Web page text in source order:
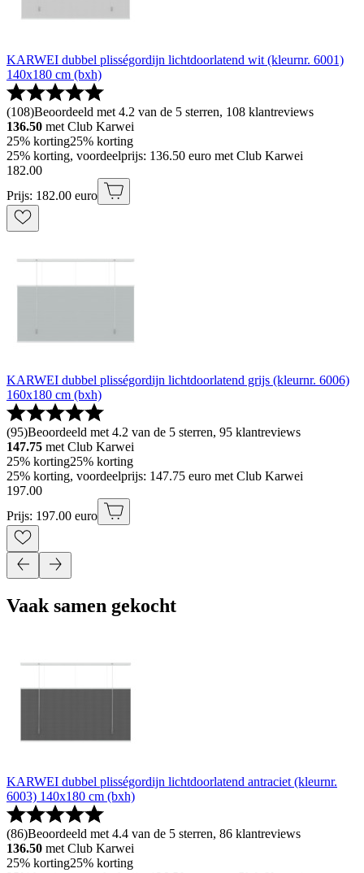
KARWEI dubbel plisségordijn lichtdoorlatend wit (kleurnr. 6001)
140x180 cm (bxh)
(108)Beoordeeld met 4.2 van de 5 sterren, 108 klantreviews
136.50 met Club Karwei
25% korting25% korting
25% korting, voordeelprijs: 136.50 euro met Club Karwei
182.00
Prijs: 182.00 euro
KARWEI dubbel plisségordijn lichtdoorlatend grijs (kleurnr. 6006)
160x180 cm (bxh)
(95)Beoordeeld met 4.2 van de 5 sterren, 95 klantreviews
147.75 met Club Karwei
25% korting25% korting
25% korting, voordeelprijs: 147.75 euro met Club Karwei
197.00
Prijs: 197.00 euro
Vaak samen gekocht
KARWEI dubbel plisségordijn lichtdoorlatend antraciet (kleurnr.
6003) 140x180 cm (bxh)
(86)Beoordeeld met 4.4 van de 5 sterren, 86 klantreviews
136.50 met Club Karwei
25% korting25% korting